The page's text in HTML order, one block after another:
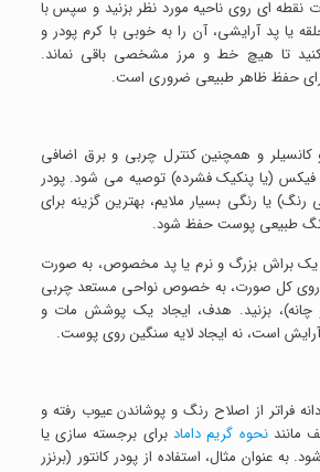
نقطه ای روی ناحیه مورد نظر بزنید و سپس با
یا پد آرایشی، آن را به خوبی با کرم پودر و
تا هیچ خط و مرز مشخصی باقی نماند.
حفظ ظاهر طبیعی ضروری است.
کانسیلر و همچنین کنترل چربی و برق اضافی
فیکس (یا پنکیک فشرده) توصیه می شود. پودر
یا رنگی بسیار ملایم، بهترین گزینه برای
طبیعی پوست حفظ شود.
یک براش بزرگ و نرم یا پد مخصوص، به صورت
روی کل صورت، به خصوص نواحی مستعد چربی
و چانه)، بزنید. هدف، ایجاد یک پوشش مات و
است، نه ایجاد لایه سنگین روی پوست.
فراتر از اصلاح رنگ و پوشاندن عیوب رفته و
مانند نحوه گریم دامادبرای برجسته سازی یا
عنوان مثال، استفاده از پودر کانتور (برنزر